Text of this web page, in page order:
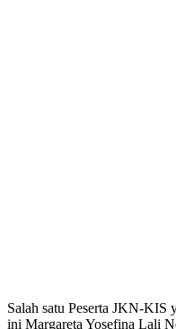
Salah satu Peserta JKN-KIS
ini Margareta Yosefina Lali